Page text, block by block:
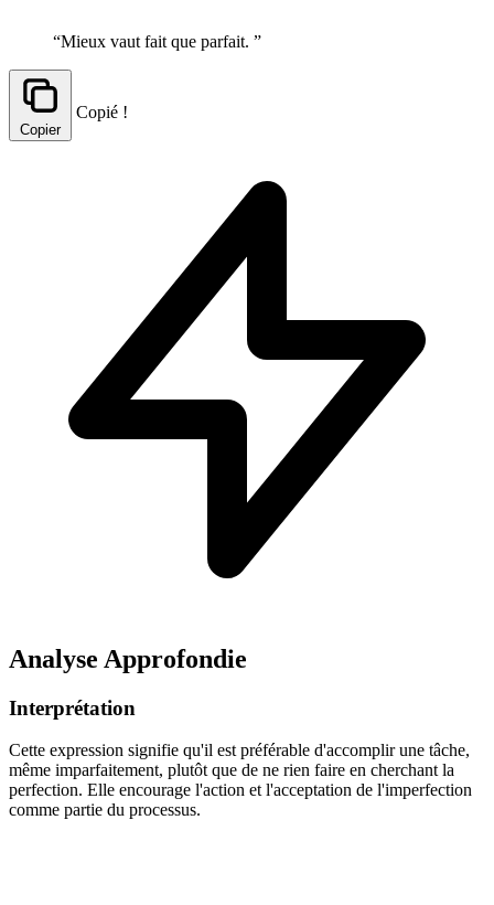
“Mieux vaut fait que parfait. ”
Copier
Copié !
Analyse Approfondie
Interprétation
Cette expression signifie qu'il est préférable d'accomplir une tâche,
même imparfaitement, plutôt que de ne rien faire en cherchant la
perfection. Elle encourage l'action et l'acceptation de l'imperfection
comme partie du processus.